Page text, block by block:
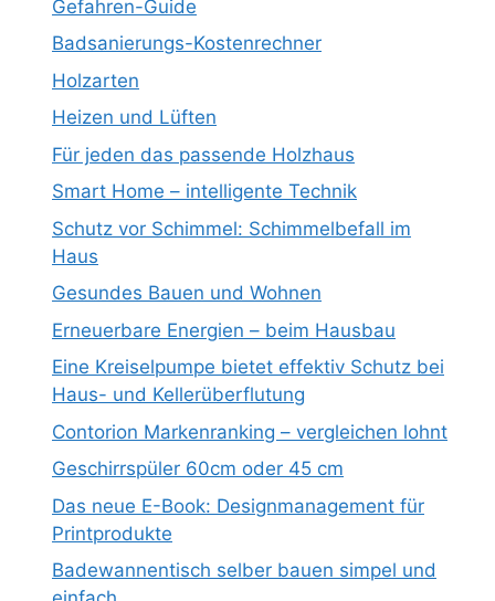
Gefahren-Guide
Badsanierungs-Kostenrechner
Holzarten
Heizen und Lüften
Für jeden das passende Holzhaus
Smart Home – intelligente Technik
Schutz vor Schimmel: Schimmelbefall im
Haus
Gesundes Bauen und Wohnen
Erneuerbare Energien – beim Hausbau
Eine Kreiselpumpe bietet effektiv Schutz bei
Haus- und Kellerüberflutung
Contorion Markenranking – vergleichen lohnt
Geschirrspüler 60cm oder 45 cm
Das neue E-Book: Designmanagement für
Printprodukte
Badewannentisch selber bauen simpel und